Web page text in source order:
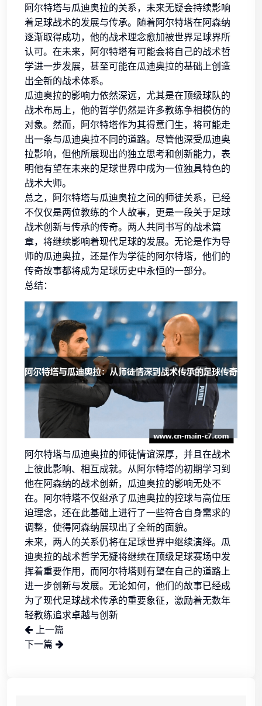
阿尔特塔与瓜迪奥拉的关系，未来无疑会持续影响
着足球战术的发展与传承。随着阿尔特塔在阿森纳
逐渐取得成功，他的战术理念愈加被世界足球界所
认可。在未来，阿尔特塔有可能会将自己的战术哲
学进一步发展，甚至可能在瓜迪奥拉的基础上创造
出全新的战术体系。
瓜迪奥拉的影响力依然深远，尤其是在顶级球队的
战术布局上，他的哲学仍然是许多教练争相模仿的
对象。然而，阿尔特塔作为其得意门生，将可能走
出一条与瓜迪奥拉不同的道路。尽管他深受瓜迪奥
拉影响，但他所展现出的独立思考和创新能力，表
明他有望在未来的足球世界中成为一位独具特色的
战术大师。
总之，阿尔特塔与瓜迪奥拉之间的师徒关系，已经
不仅仅是两位教练的个人故事，更是一段关于足球
战术创新与传承的传奇。两人共同书写的战术篇
章，将继续影响着现代足球的发展。无论是作为导
师的瓜迪奥拉，还是作为学徒的阿尔特塔，他们的
传奇故事都将成为足球历史中永恒的一部分。
总结：
阿尔特塔与瓜迪奥拉的师徒情谊深厚，并且在战术
上彼此影响、相互成就。从阿尔特塔的初期学习到
他在阿森纳的战术创新，瓜迪奥拉的影响无处不
在。阿尔特塔不仅继承了瓜迪奥拉的控球与高位压
迫理念，还在此基础上进行了一些符合自身需求的
调整，使得阿森纳展现出了全新的面貌。
未来，两人的关系仍将在足球世界中继续演绎。瓜
迪奥拉的战术哲学无疑将继续在顶级足球赛场中发
挥着重要作用，而阿尔特塔则有望在自己的道路上
进一步创新与发展。无论如何，他们的故事已经成
为了现代足球战术传承的重要象征，激励着无数年
轻教练追求卓越与创新
上一篇
下一篇